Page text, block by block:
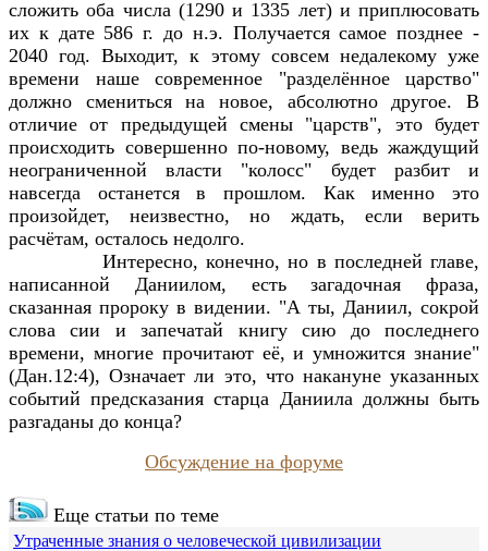
сложить оба числа (1290 и 1335 лет) и приплюсовать
их к дате 586 г. до н.э. Получается самое позднее -
2040 год. Выходит, к этому совсем недалекому уже
времени наше современное "разделённое царство"
должно смениться на новое, абсолютно другое. В
отличие от предыдущей смены "царств", это будет
происходить совершенно по-новому, ведь жаждущий
неограниченной власти "колосс" будет разбит и
навсегда останется в прошлом. Как именно это
произойдет, неизвестно, но ждать, если верить
расчётам, осталось недолго.
Интересно, конечно, но в последней главе,
написанной Даниилом, есть загадочная фраза,
сказанная пророку в видении. "А ты, Даниил, сокрой
слова сии и запечатай книгу сию до последнего
времени, многие прочитают её, и умножится знание"
(Дан.12:4), Означает ли это, что накануне указанных
событий предсказания старца Даниила должны быть
разгаданы до конца?
Обсуждение на форуме
Еще статьи по теме
Утраченные знания о человеческой цивилизации